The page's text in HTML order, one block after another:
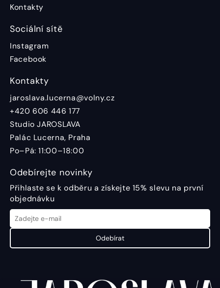
Kontakty
Sociální sítě
Instagram
Facebook
Kontakty
jaroslava.lucerna@volny.cz
+420 606 446 177
Studio JAROSLAVA
Palác Lucerna, Praha
Po–Pá: 11:00–18:00
Odebírejte novinky
Přihlaste se k odběru a získejte 15% slevu na první
objednávku
Odebírat